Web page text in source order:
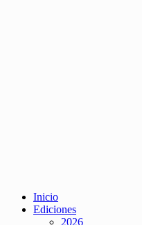
Inicio
Ediciones
2026